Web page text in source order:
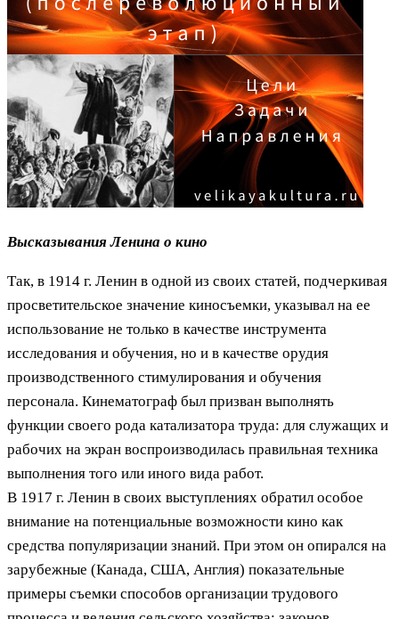
Высказывания Ленина о кино
Так, в 1914 г. Ленин в одной из своих статей, подчеркивая
просветительское значение киносъемки, указывал на ее
использование не только в качестве инструмента
исследования и обучения, но и в качестве орудия
производственного стимулирования и обучения
персонала. Кинематограф был призван выполнять
функции своего рода катализатора труда: для служащих и
рабочих на экран воспроизводилась правильная техника
выполнения того или иного вида работ.
В 1917 г. Ленин в своих выступлениях обратил особое
внимание на потенциальные возможности кино как
средства популяризации знаний. При этом он опирался на
зарубежные (Канада, США, Англия) показательные
примеры съемки способов организации трудового